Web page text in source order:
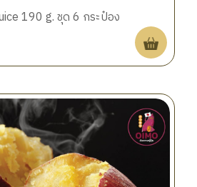
190 g. ชุด 6 กระป๋อง